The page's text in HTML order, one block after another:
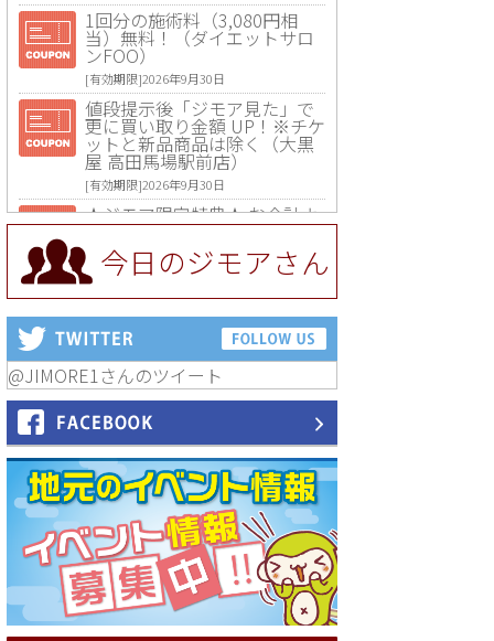
1回分の施術料（3,080円相
当）無料！（ダイエットサロ
ンFOO）
[有効期限]2026年9月30日
値段提示後「ジモア見た」で
更に買い取り金額 UP！※チケ
ットと新品商品は除く（大黒
屋 高田馬場駅前店）
[有効期限]2026年9月30日
★ジモア限定特典★ お会計よ
り全品5％OFF（ナチュラル＆
ハンドメイドショップ［マキ
マキ］）
[有効期限]2026年9月30日まで
【ジモア限定①】初回割引 特
価 VIO脱毛11,000円⇒8,800円
（メンズ専門ワックス脱毛サ
ロン Mickle（ミックル））
【ジモア読者特典2】コース 3,
500円→3,000円（料理5品+2
時間飲み放題）（創作イタリ
アン Pia Cuore（ピアクオー
レ））
[有効期限]2026年9月30日
【ジモア読者特典1】料理全品
20％OFF ※18時以降（創作イ
タリアン Pia Cuore（ピアクオ
ーレ））
[有効期限]2026年9月30日
今日のジモアさん
@JIMORE1さんのツイート